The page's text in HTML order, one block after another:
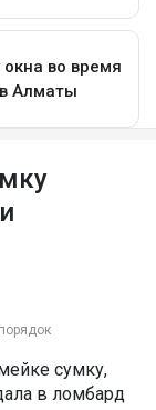
сумку,
в ломбард